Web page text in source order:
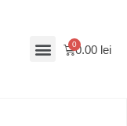
0.00 lei